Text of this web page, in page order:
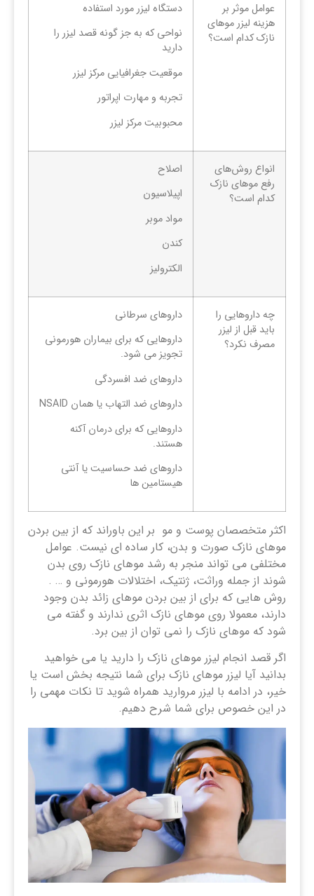
عوامل موثر بر
هزینه لیزر موهای
نازک کدام است؟
دستگاه لیزر مورد استفاده
نواحی که به جز گونه قصد لیزر را
دارید
موقعیت جغرافیایی مرکز لیزر
تجربه و مهارت اپراتور
محبوبیت مرکز لیزر
انواع روش‌های
رفع موهای نازک
کدام است؟
اصلاح
اپیلاسیون
مواد موبر
کندن
الکترولیز
چه داروهایی را
باید قبل از لیزر
مصرف نکرد؟
داروهای سرطانی
داروهایی که برای بیماران هورمونی
تجویز می شود.
داروهای ضد افسردگی
داروهای ضد التهاب یا همان NSAID
داروهایی که برای درمان آکنه
هستند.
داروهای ضد حساسیت یا آنتی
هیستامین ها
اکثر متخصصان پوست و مو بر این باوراند که از بین بردن
موهای نازک صورت و بدن، کار ساده ای نیست. عوامل
مختلفی می تواند منجر به رشد موهای نازک روی بدن
شوند از جمله وراثت، ژنتیک، اختلالات هورمونی و … .
روش هایی که برای از بین بردن موهای زائد بدن وجود
دارند، معمولا روی موهای نازک اثری ندارند و گفته می
شود که موهای نازک را نمی توان از بین برد.
اگر قصد انجام لیزر موهای نازک را دارید یا می خواهید
بدانید آیا لیزر موهای نازک برای شما نتیجه بخش است یا
خیر، در ادامه با لیزر مروارید همراه شوید تا نکات مهمی را
در این خصوص برای شما شرح دهیم.